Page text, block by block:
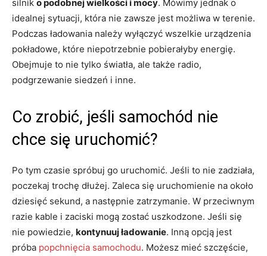
silnik o podobnej wielkości i mocy. Mówimy jednak o
idealnej sytuacji, która nie zawsze jest możliwa w terenie.
Podczas ładowania należy wyłączyć wszelkie urządzenia
pokładowe, które niepotrzebnie pobierałyby energię.
Obejmuje to nie tylko światła, ale także radio,
podgrzewanie siedzeń i inne.
Co zrobić, jeśli samochód nie
chce się uruchomić?
Po tym czasie spróbuj go uruchomić. Jeśli to nie zadziała,
poczekaj trochę dłużej. Zaleca się uruchomienie na około
dziesięć sekund, a następnie zatrzymanie. W przeciwnym
razie kable i zaciski mogą zostać uszkodzone. Jeśli się
nie powiedzie, kontynuuj ładowanie. Inną opcją jest
próba popchnięcia samochodu. Możesz mieć szczęście,